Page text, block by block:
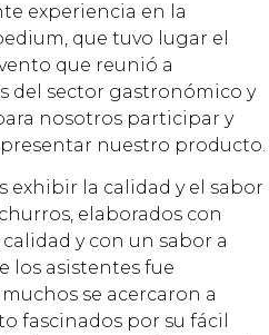
experiencia en la
que tuvo lugar el
que reunió a
del sector gastronómico y
nosotros participar y
nuestro producto.
exhibir la calidad y el sabor
elaborados con
y con un sabor a
los asistentes fue
se acercaron a
fascinados por su fácil